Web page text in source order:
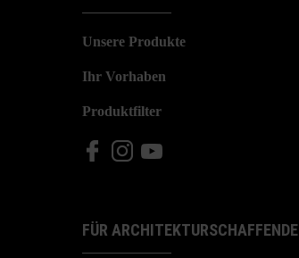
Unsere Produkte
Ihr Vorhaben
Produktfilter
FÜR ARCHITEKTURSCHAFFENDE